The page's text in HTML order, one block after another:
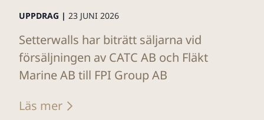
UPPDRAG | 23 JUNI 2026
Setterwalls har biträtt säljarna vid
försäljningen av CATC AB och Fläkt
Marine AB till FPI Group AB
Läs mer